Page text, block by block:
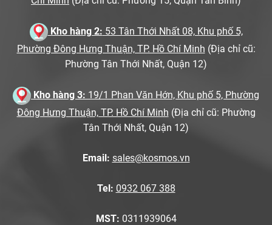
Kho hàng 2: 53 Tân Thới Nhất 08, Khu phố 5,
Phường Đông Hưng Thuận, TP. Hồ Chí Minh (Địa chỉ cũ:
Phường Tân Thới Nhất, Quận 12)
Kho hàng 3: 19/1 Phan Văn Hớn, Khu phố 5, Phường
Đông Hưng Thuận, TP. Hồ Chí Minh (Địa chỉ cũ: Phường
Tân Thới Nhất, Quận 12)
Email: sales@kosmos.vn
Tel: 0932 067 388
MST: 0311939064